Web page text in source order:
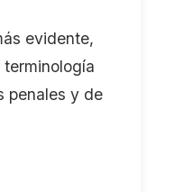
evidente,
terminología
penales y de